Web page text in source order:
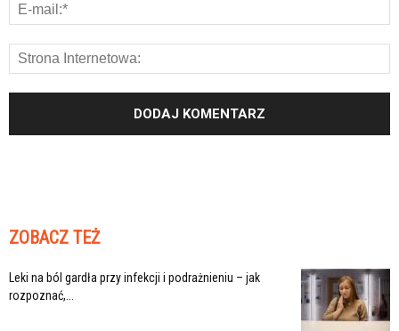
ZOBACZ TEŻ
Leki na ból gardła przy infekcji i podrażnieniu – jak
rozpoznać,...